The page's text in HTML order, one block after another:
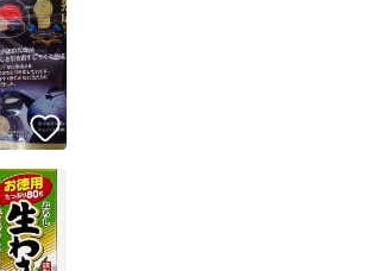
の実績について
たユーザーにバッジを付与しています
の基準をクリアした安心・安全なユーザーです
情報をコピーします
いいね！